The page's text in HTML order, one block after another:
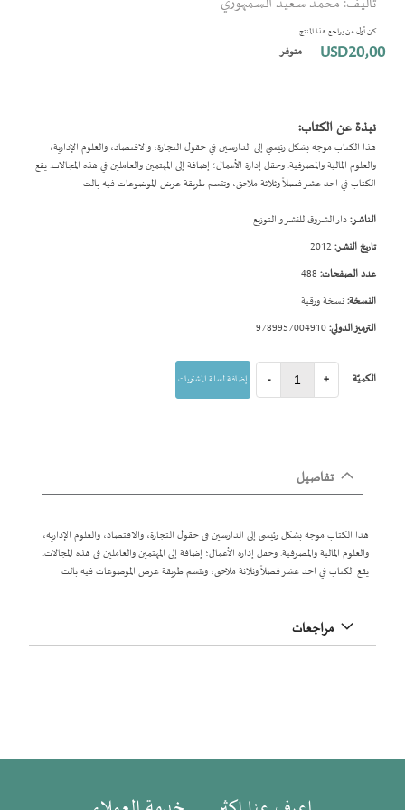
كن أول من يراجع هذا المنتج
USD20٫00 متوفر
نبذة عن الكتاب:
هذا الكتاب موجه بشكل رئيسي إلى الدارسين في حقول التجارة، والاقتصاد، والعلوم الإدارية،
والعلوم المالية والمصرفية. وحقل إدارة الأعمال؛ إضافة إلى المهتمين والعاملين في هذه المجالات. يقع
الكتاب في احد عشر فصلاً وثلاثة ملاحق، وتتسم طريقة عرض الموضوعات فيه بالت
الناشر:دار الشروق للنشر و التوزيع
تاريخ النشر:
عدد الصفحات:
النسخة:نسخة ورقية
الترميز الدولي:
الكميّة - + إضافة لسلة المشتريات
بداية
معرض
الصور
تفاصيل
هذا الكتاب موجه بشكل رئيسي إلى الدارسين في حقول التجارة، والاقتصاد، والعلوم الإدارية،
والعلوم المالية والمصرفية. وحقل إدارة الأعمال؛ إضافة إلى المهتمين والعاملين في هذه المجالات.
يقع الكتاب في احد عشر فصلاً وثلاثة ملاحق، وتتسم طريقة عرض الموضوعات فيه بالت
مراجعات